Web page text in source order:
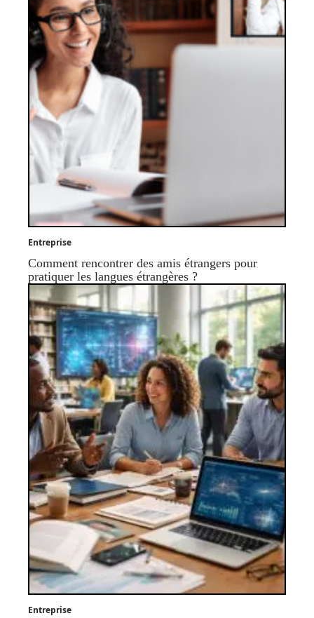
Entreprise
Comment rencontrer des amis étrangers pour
pratiquer les langues étrangères ?
Entreprise